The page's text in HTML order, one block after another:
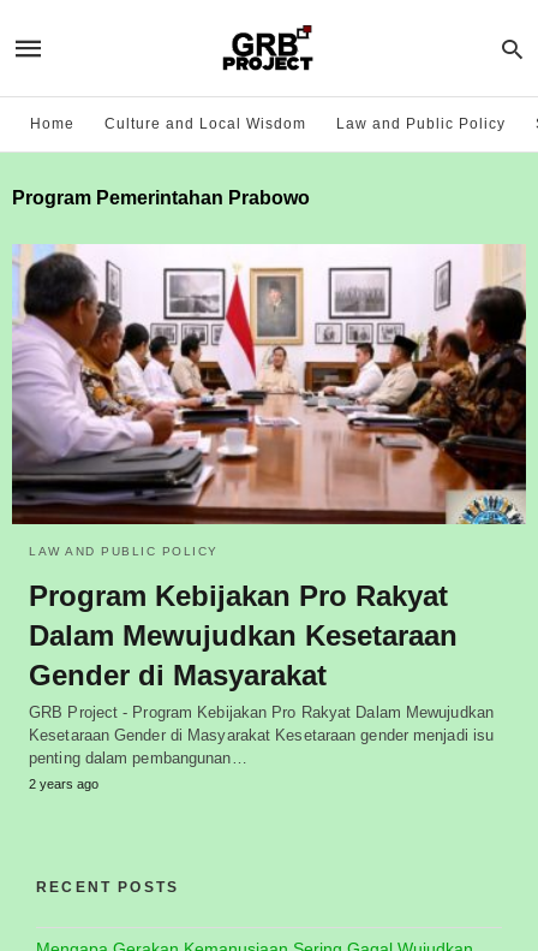
Home Culture and Local Wisdom Law and Public Policy
Program Pemerintahan Prabowo
LAW AND PUBLIC POLICY
Program Kebijakan Pro Rakyat
Dalam Mewujudkan Kesetaraan
Gender di Masyarakat
GRB Project - Program Kebijakan Pro Rakyat Dalam Mewujudkan
Kesetaraan Gender di Masyarakat Kesetaraan gender menjadi isu
penting dalam pembangunan…
2 years ago
RECENT POSTS